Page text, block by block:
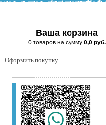
Ваша корзина
0 товаров на сумму 0,0 руб.
Оформить покупку